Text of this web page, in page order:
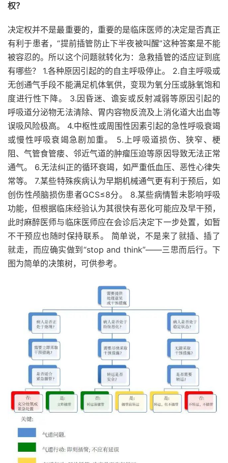
权？
决定权并不是最重要的，重要的是临床医师的决定是否真正
有利于患者，“提前插管防止下半夜被叫醒”这种答案是不能
被容忍的。所以这个问题就转化为：急救插管的适应证到底
有哪些？ 1.各种原因引起的的自主呼吸停止。 2.自主呼吸或
无创通气手段不能满足机体氧供，变现为氧分压或脉氧饱和
度进行性下降。 3.因昏迷、谵妄或反射减弱等原因引起的
呼吸道分泌物无法清除、胃内容物反流及上消化道大出血等
误吸风险极高。 4.中枢性或周围性因素引起的急性呼吸衰竭
或慢性呼吸衰竭急剧加重。 5.上呼吸道损伤、狭窄、梗
阻、气管食管瘘、邻近气道的肿瘤压迫等原因导致无法正常
通气。 6.无法纠正的循环衰竭，如严重低血压、恶性心律失
常等。 7.某些特殊疾病认为早期机械通气更有利于预后，如
创伤性颅脑损伤患者GCS≤8分。 8.某些病情暂未影响呼吸
功能，但根据临床经验认为其很快有恶化可能应及早干预，
此时麻醉医师与临床医师应在会诊后决定下一步处置，如暂
不干预应也随时保持联系。 简单说，不是来了就插、插了
就走，而应确实做到“stop and think”——三思而后行。下
图为简单的决策树，可供参考。